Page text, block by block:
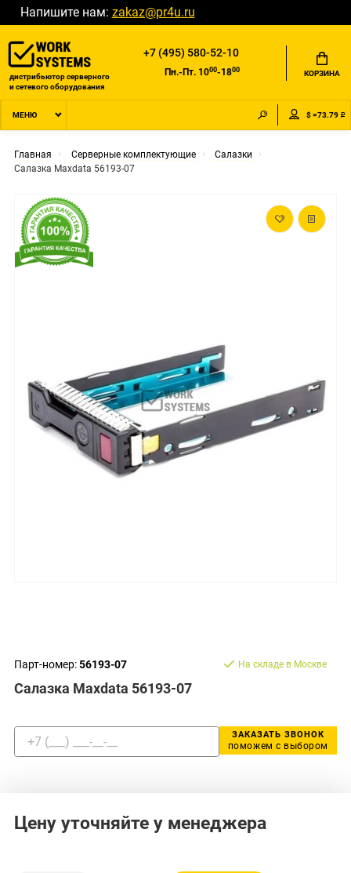
Напишите нам: zakaz@pr4u.ru
дистрибьютор серверного
и сетевого оборудования
+7 (495) 580-52-10
Пн.-Пт. 1000-1800 КОРЗИНА
МЕНЮ $ =73.79 ₽
Главная Серверные комплектующие
Салазки
Салазка Maxdata 56193-07
Парт-номер:56193-07
Салазка Maxdata 56193-07
На складе в Москве
ЗАКАЗАТЬ ЗВОНОК
поможем с выбором
Цену уточняйте у менеджера